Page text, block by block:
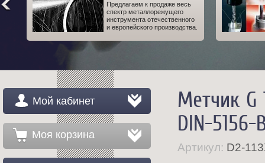
Предлагаем к продаже весь
спектр металлорежущего
инструмента отечественного
и европейского производства.
Метчик G
DIN-5156-
Артикул: D2-
Мой кабинет
Моя корзина